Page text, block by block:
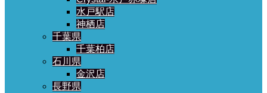
水戸駅店
神栖店
千葉県
千葉柏店
石川県
金沢店
長野県